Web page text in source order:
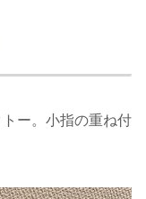
ー。小指の重ね付